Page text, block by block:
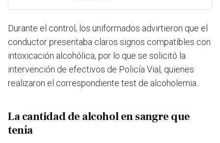
Durante el control, los uniformados advirtieron que el
conductor presentaba claros signos compatibles con
intoxicación alcohólica, por lo que se solicitó la
intervención de efectivos de Policía Vial, quienes
realizaron el correspondiente test de alcoholemia.
La cantidad de alcohol en sangre que
tenía